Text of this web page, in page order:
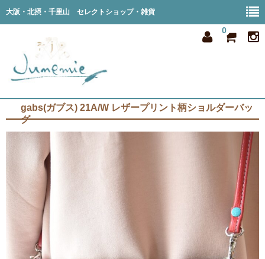
大阪・北摂・千里山 セレクトショップ・雑貨
0
home
member
shop info
gabs(ガブス) 21A/W レザープリント柄ショルダーバッ
グ